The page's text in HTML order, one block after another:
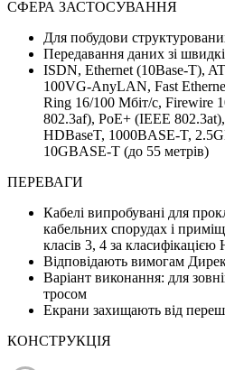
СФЕРА ЗАСТОСУВАННЯ
Для побудови
Передавання даних зі
ISDN, Ethernet (10Base-T),
100VG-AnyLAN, Fast
Ring 16/100 Мбіт/с, Firewire
802.3af), PoE+ (IEEE
HDBaseT, 1000BASE-T,
10GBASE-T (до 55 метрів)
ПЕРЕВАГИ
Кабелі випробувані для
кабельних спорудах і
класів 3, 4 за
Відповідають вимогам
Варіант виконання: для
тросом
Екрани захищають від
КОНСТРУКЦІЯ